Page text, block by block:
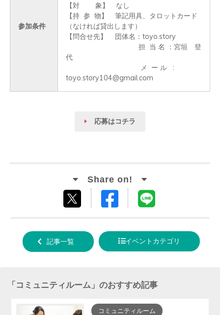
参加条件
【対        象】　なし
【持  参  物】　筆記用具、タロットカード
（なければ貸出します）
【問合せ先】    団体名：toyo.story
代
toyo.story104@gmail.com
応募はコチラ
する
Facebook
る
記事一覧 イベントカテゴリ
「コミュニティルーム 」のおすすめ記事
コミュニティルーム